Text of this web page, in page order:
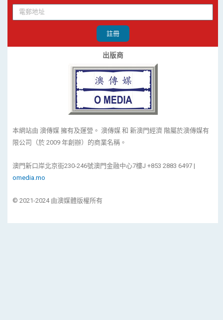
註冊
出版商
本網站由 澳傳媒 擁有及運營。 澳傳媒 和 新澳門經濟 階屬於澳傳媒有
限公司（於 2009 年創辦）的商業名稱。
澳門新口岸北京街230-246號澳門金融中心7樓J +853 2883 6497 |
omedia.mo
© 2021-2024 由澳媒體版權所有